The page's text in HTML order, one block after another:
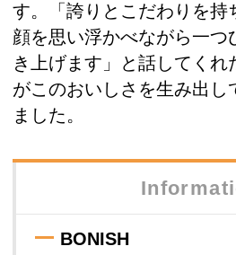
す。「誇りとこだわりを持
顔を思い浮かべながら一つ
き上げます」と話してくれ
がこのおいしさを生み出し
ました。
BONISH